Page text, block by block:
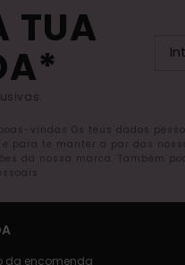
TUA
Os teus dados
para te manter a par das
da nossa marca. Também
da encomenda